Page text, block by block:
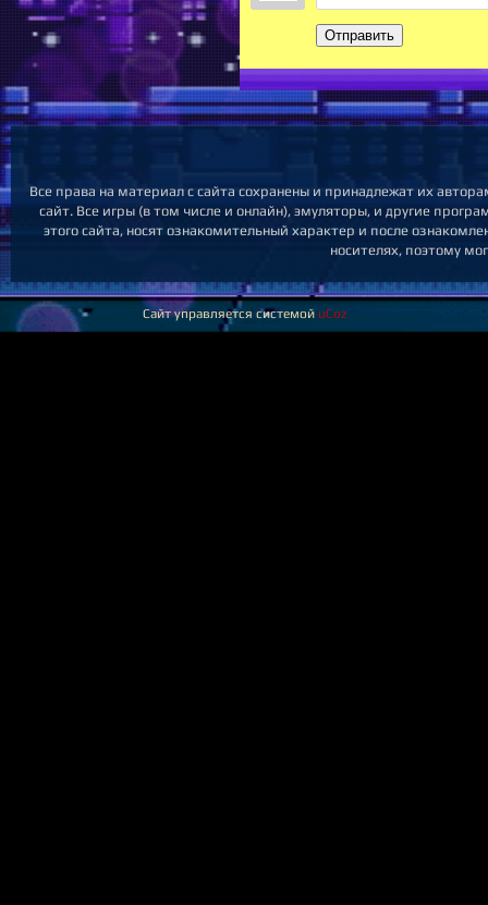
Отправить
Все права на материал с сайта сохранены и принадлежат их
сайт. Все игры (в том числе и онлайн), эмуляторы, и другие
этого сайта, носят ознакомительный характер и после
носителях, поэтому
Сайт управляется системой uCoz